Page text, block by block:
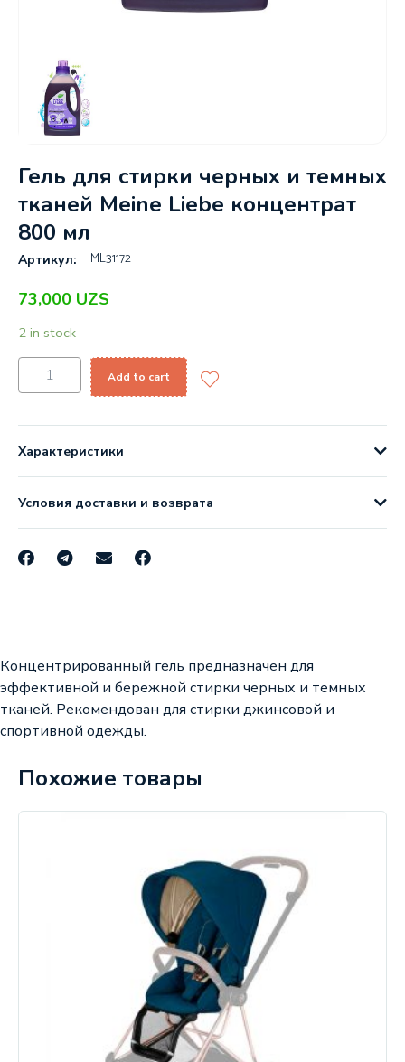
Гель для стирки черных и темных
тканей Meine Liebe концентрат
800 мл
Артикул: ML31172
73,000 UZS
2 in stock
Add to cart
Характеристики
Условия доставки и возврата
Концентрированный гель предназначен для
эффективной и бережной стирки черных и темных
тканей. Рекомендован для стирки джинсовой и
спортивной одежды.
Похожие товары